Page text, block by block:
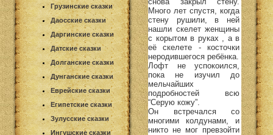
Грузинские сказки
Даосские сказки
Даргинские сказки
Датские сказки
Долганские сказки
Дунганские сказки
Еврейские сказки
Египетские сказки
Зулусские сказки
Ингушские сказки
Много лет спустя, когда
стену рушили, в ней
нашли скелет женщины
с корытом в руках , а в
её скелете - косточки
неродившегося ребёнка.
Лофт не успокоился,
пока не изучил до
мельчайших
подробностей всю
“Серую кожу”.
Он встречался со
многими колдунами, и
никто не мог превзойти